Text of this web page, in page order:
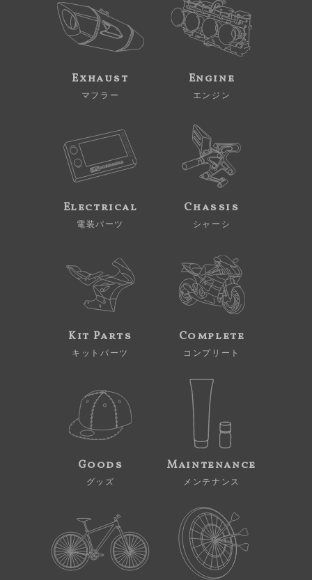
Exhaust
マフラー
Engine
エンジン
Electrical
電装パーツ
Chassis
シャーシ
Kit Parts
キットパーツ
Complete
コンプリート
Goods
グッズ
Maintenance
メンテナンス